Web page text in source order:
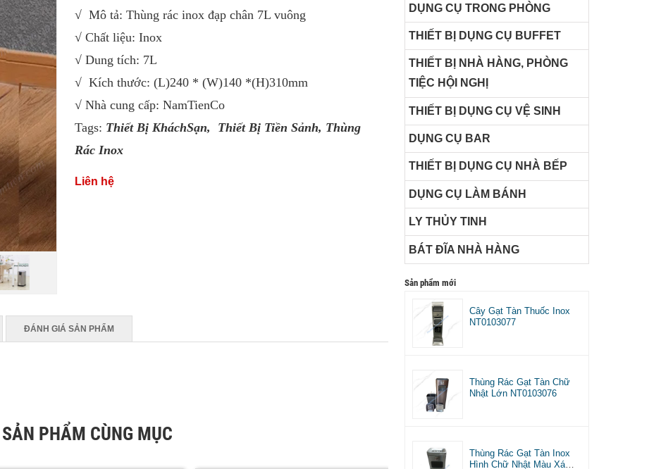
√ Mô tả: Thùng rác inox đạp chân 7L vuông
√ Chất liệu: Inox
√ Dung tích: 7L
√ Kích thước: (L)240 * (W)140 *(H)310mm
√ Nhà cung cấp: NamTienCo
Tags: Thiết Bị KháchSạn, Thiết Bị Tiền Sảnh, Thùng
Rác Inox
Liên hệ
ĐÁNH GIÁ SẢN PHẨM
SẢN PHẨM CÙNG MỤC
DỤNG CỤ TRONG PHÒNG
THIẾT BỊ DỤNG CỤ BUFFET
THIẾT BỊ NHÀ HÀNG, PHÒNG
TIỆC HỘI NGHỊ
THIẾT BỊ DỤNG CỤ VỆ SINH
DỤNG CỤ BAR
THIẾT BỊ DỤNG CỤ NHÀ BẾP
DỤNG CỤ LÀM BÁNH
LY THỦY TINH
BÁT ĐĨA NHÀ HÀNG
Sản phẩm mới
Cây Gạt Tàn Thuốc Inox
NT0103077
Thùng Rác Gạt Tàn Chữ
Nhật Lớn NT0103076
Thùng Rác Gạt Tàn Inox
Hình Chữ Nhật Màu Xám